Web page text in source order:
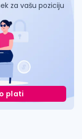
za vašu poziciju
plati